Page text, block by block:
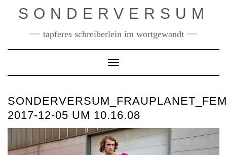
SONDERVERSUM
tapferes schreiberlein im wortgewandt
Toggle Navigation
2017-12-05 UM 10.16.08